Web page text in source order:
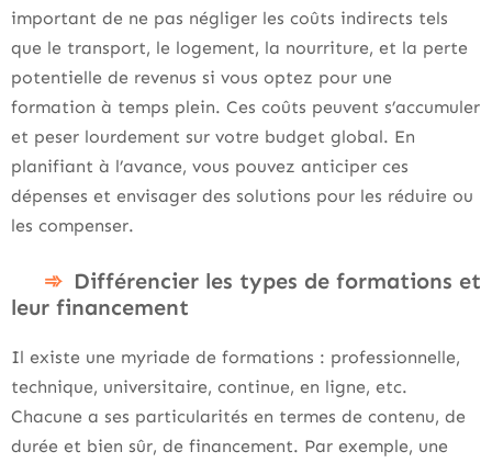
important de ne pas négliger les coûts indirects tels
que le transport, le logement, la nourriture, et la perte
potentielle de revenus si vous optez pour une
formation à temps plein. Ces coûts peuvent s’accumuler
et peser lourdement sur votre budget global. En
planifiant à l’avance, vous pouvez anticiper ces
dépenses et envisager des solutions pour les réduire ou
les compenser.
Différencier les types de formations et
leur financement
Il existe une myriade de formations : professionnelle,
technique, universitaire, continue, en ligne, etc.
Chacune a ses particularités en termes de contenu, de
durée et bien sûr, de financement. Par exemple, une